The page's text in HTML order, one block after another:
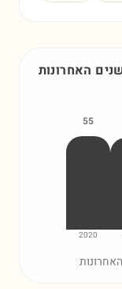
55
2020